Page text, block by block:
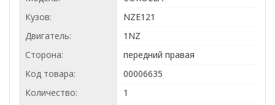
Кузов:
NZE121
Двигатель:
1NZ
Сторона:
передний правая
Код товара:
00006635
Количество:
1